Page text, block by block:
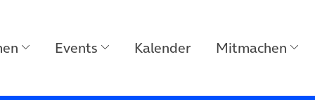
Events Kalender Mitmachen